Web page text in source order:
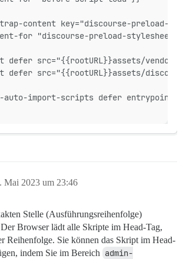
content key="discourse-preload-
for "discourse-preload-
defer src="{{rootURL}}assets/
defer src="{{rootURL}}assets/
auto-import-scripts defer
Mai 2023 um 23:46
Stelle (Ausführungsreihenfolge)
Browser lädt alle Skripte im Head-Tag,
Reihenfolge. Sie können das Skript im Head-
indem Sie im Bereich admin-